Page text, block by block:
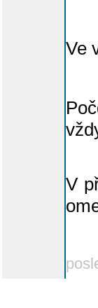
Ve
V